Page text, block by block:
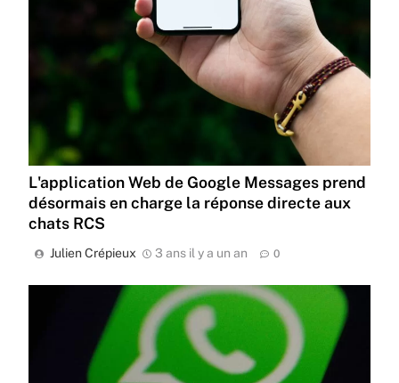
L'application Web de Google Messages prend
désormais en charge la réponse directe aux
chats RCS
Julien Crépieux 3 ans il y a un an 0